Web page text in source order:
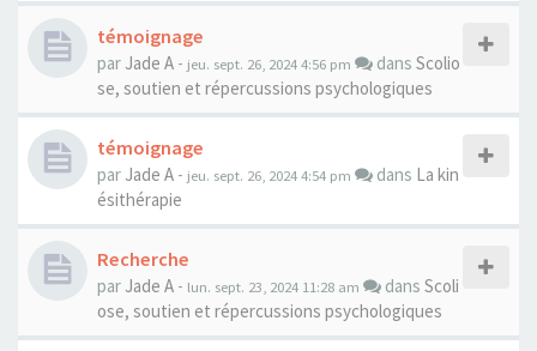
témoignage
par Jade A - jeu. sept. 26, 2024 4:56 pm dans Scolio
se, soutien et répercussions psychologiques
témoignage
par Jade A - jeu. sept. 26, 2024 4:54 pm dans La kin
ésithérapie
Recherche
par Jade A - lun. sept. 23, 2024 11:28 am dans Scoli
ose, soutien et répercussions psychologiques